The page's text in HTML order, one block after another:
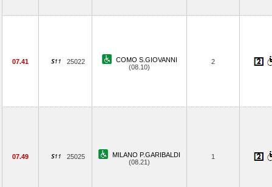
07.41 25022
COMO S.GIOVANNI
(08.10)
2
07.49 25025
MILANO P.GARIBALDI
(08.21)
1